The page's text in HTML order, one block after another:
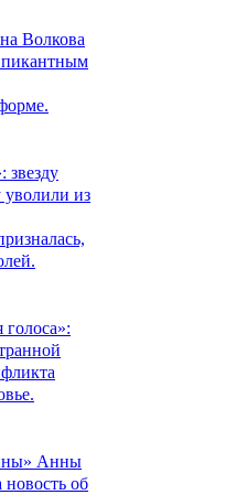
Волкова
пикантным
звезду
из
Анны
об